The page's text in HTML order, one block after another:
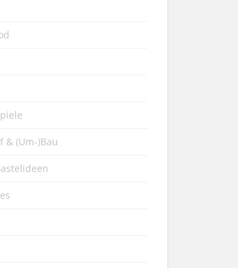
& (Um-)Bau